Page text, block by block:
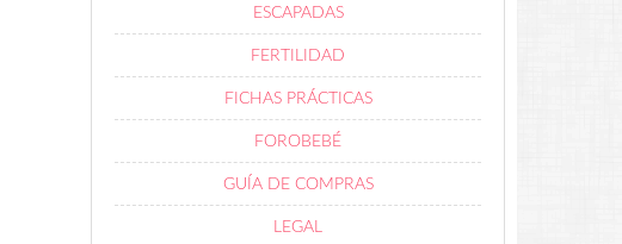
ESCAPADAS
FERTILIDAD
FICHAS PRÁCTICAS
FOROBEBÉ
GUÍA DE COMPRAS
LEGAL